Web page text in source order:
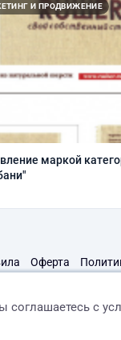
И ПРОДВИЖЕНИЕ
маркой
Оферта
соглашаетесь с